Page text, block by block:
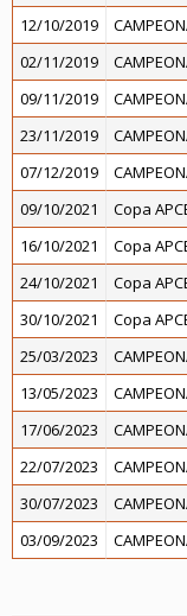
12/10/2019
02/11/2019
09/11/2019
23/11/2019
07/12/2019
09/10/2021
Copa
16/10/2021
Copa
24/10/2021
Copa
30/10/2021
Copa
25/03/2023
13/05/2023
17/06/2023
22/07/2023
30/07/2023
03/09/2023